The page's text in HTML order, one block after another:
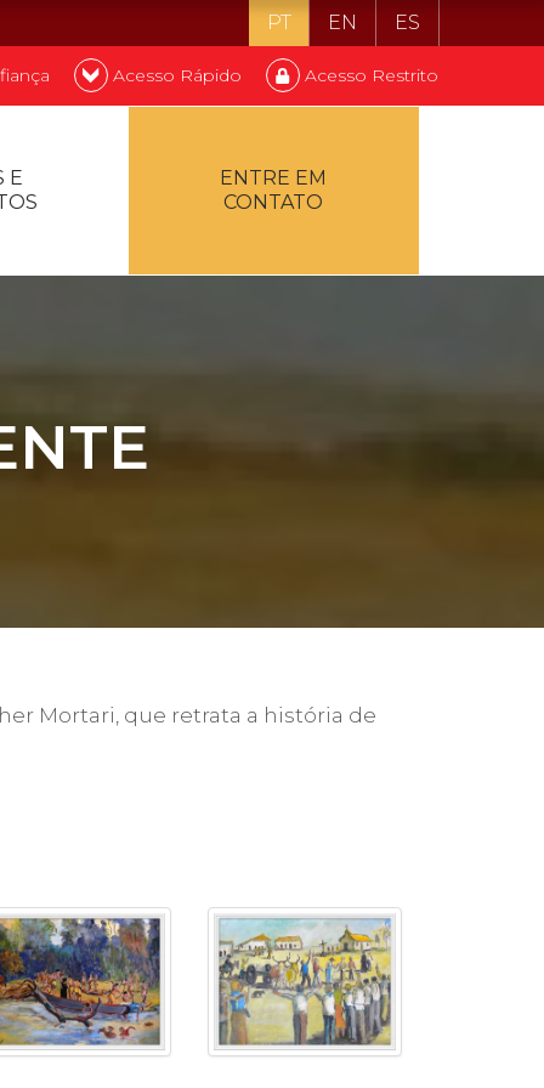
PT EN ES
Acesso Rápido Acesso Restrito
E
ENTRE EM
CONTATO
Mortari, que retrata a história de